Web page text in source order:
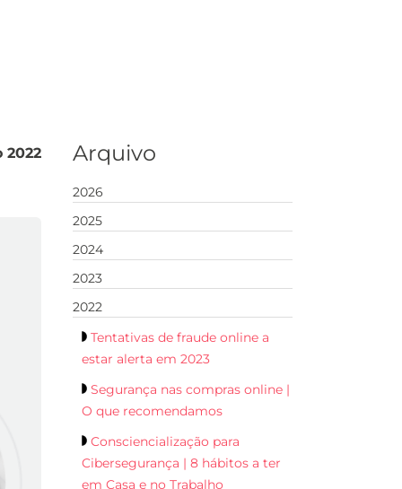
2022 Arquivo
2026
2025
2024
2023
2022
Tentativas de fraude online a
estar alerta em 2023
Segurança nas compras online |
O que recomendamos
Consciencialização para
Cibersegurança | 8 hábitos a ter
em Casa e no Trabalho